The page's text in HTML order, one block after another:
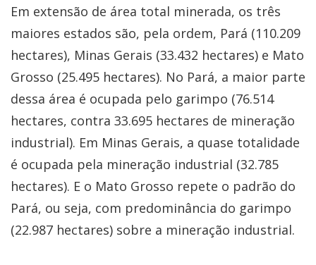
Em extensão de área total minerada, os três
maiores estados são, pela ordem, Pará (110.209
hectares), Minas Gerais (33.432 hectares) e Mato
Grosso (25.495 hectares). No Pará, a maior parte
dessa área é ocupada pelo garimpo (76.514
hectares, contra 33.695 hectares de mineração
industrial). Em Minas Gerais, a quase totalidade
é ocupada pela mineração industrial (32.785
hectares). E o Mato Grosso repete o padrão do
Pará, ou seja, com predominância do garimpo
(22.987 hectares) sobre a mineração industrial.